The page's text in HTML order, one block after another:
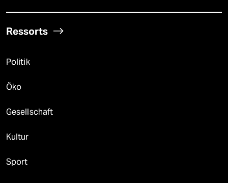
Ressorts
Politik
Öko
Gesellschaft
Kultur
Sport